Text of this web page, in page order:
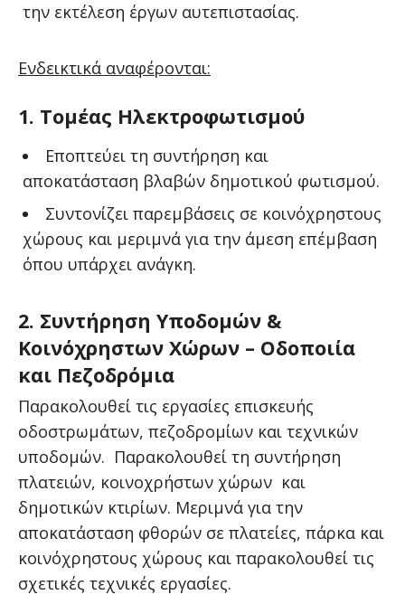
την εκτέλεση έργων αυτεπιστασίας.
Ενδεικτικά αναφέρονται:
1. Τομέας Ηλεκτροφωτισμού
Εποπτεύει τη συντήρηση και
αποκατάσταση βλαβών δημοτικού φωτισμού.
Συντονίζει παρεμβάσεις σε κοινόχρηστους
χώρους και μεριμνά για την άμεση επέμβαση
όπου υπάρχει ανάγκη.
2. Συντήρηση Υποδομών &
Κοινόχρηστων Χώρων – Οδοποιία
και Πεζοδρόμια
Παρακολουθεί τις εργασίες επισκευής
οδοστρωμάτων, πεζοδρομίων και τεχνικών
υποδομών. Παρακολουθεί τη συντήρηση
πλατειών, κοινοχρήστων χώρων και
δημοτικών κτιρίων. Μεριμνά για την
αποκατάσταση φθορών σε πλατείες, πάρκα και
κοινόχρηστους χώρους και παρακολουθεί τις
σχετικές τεχνικές εργασίες.